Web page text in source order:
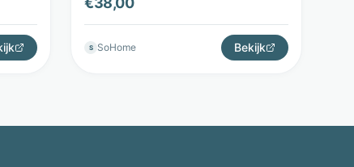
S SoHome Bekijk